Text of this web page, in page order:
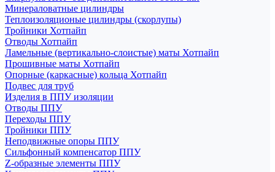
Минераловатные цилиндры
Теплоизоляционые цилиндры (скорлупы)
Тройники Хотпайп
Отводы Хотпайп
Ламельные (вертикально-слоистые) маты Хотпайп
Прошивные маты Хотпайп
Опорные (каркасные) кольца Хотпайп
Подвес для труб
Изделия в ППУ изоляции
Отводы ППУ
Переходы ППУ
Тройники ППУ
Неподвижные опоры ППУ
Cильфонный компенсатор ППУ
Z-образные элементы ППУ